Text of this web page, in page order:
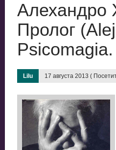
Алехандро
Пролог
Lilu 17 августа 2013 (